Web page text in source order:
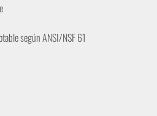
según ANSI/NSF 61